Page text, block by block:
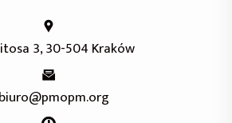
3, 30-504 Kraków
biuro@pmopm.org